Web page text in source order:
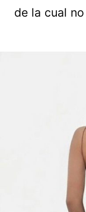
de la cual